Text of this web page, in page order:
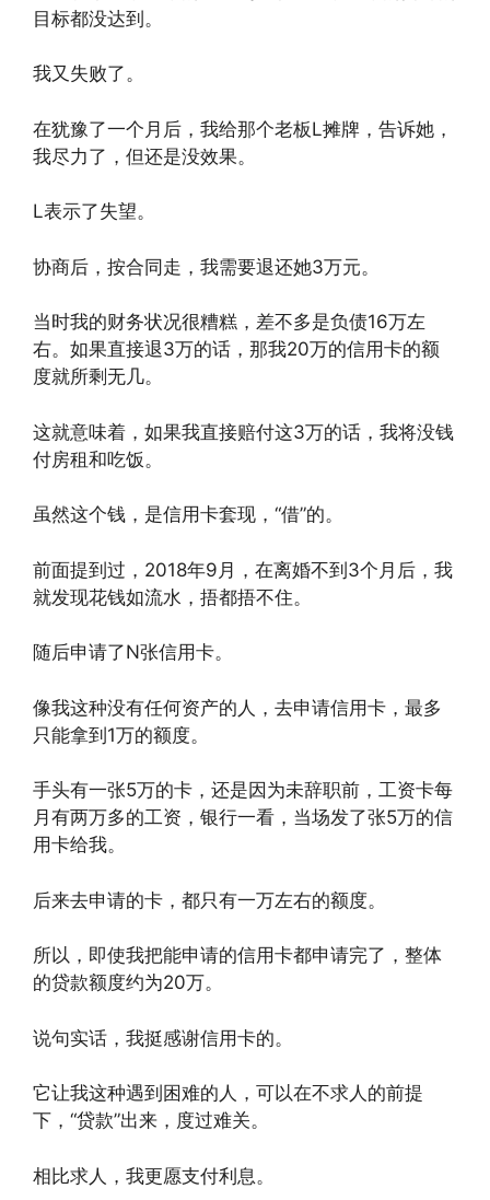
目标都没达到。
我又失败了。
在犹豫了一个月后，我给那个老板L摊牌，告诉她，
我尽力了，但还是没效果。
L表示了失望。
协商后，按合同走，我需要退还她3万元。
当时我的财务状况很糟糕，差不多是负债16万左
右。如果直接退3万的话，那我20万的信用卡的额
度就所剩无几。
这就意味着，如果我直接赔付这3万的话，我将没钱
付房租和吃饭。
虽然这个钱，是信用卡套现，“借”的。
前面提到过，2018年9月，在离婚不到3个月后，我
就发现花钱如流水，捂都捂不住。
随后申请了N张信用卡。
像我这种没有任何资产的人，去申请信用卡，最多
只能拿到1万的额度。
手头有一张5万的卡，还是因为未辞职前，工资卡每
月有两万多的工资，银行一看，当场发了张5万的信
用卡给我。
后来去申请的卡，都只有一万左右的额度。
所以，即使我把能申请的信用卡都申请完了，整体
的贷款额度约为20万。
说句实话，我挺感谢信用卡的。
它让我这种遇到困难的人，可以在不求人的前提
下，“贷款”出来，度过难关。
相比求人，我更愿支付利息。